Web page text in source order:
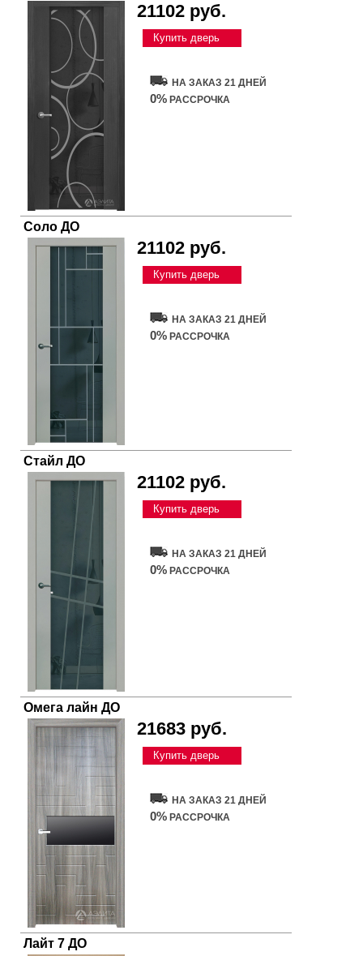
21102 руб.
Купить дверь
НА ЗАКАЗ 21 ДНЕЙ
0% РАССРОЧКА
Соло ДО
21102 руб.
Купить дверь
НА ЗАКАЗ 21 ДНЕЙ
0% РАССРОЧКА
Стайл ДО
21102 руб.
Купить дверь
НА ЗАКАЗ 21 ДНЕЙ
0% РАССРОЧКА
Омега лайн ДО
21683 руб.
Купить дверь
НА ЗАКАЗ 21 ДНЕЙ
0% РАССРОЧКА
Лайт 7 ДО